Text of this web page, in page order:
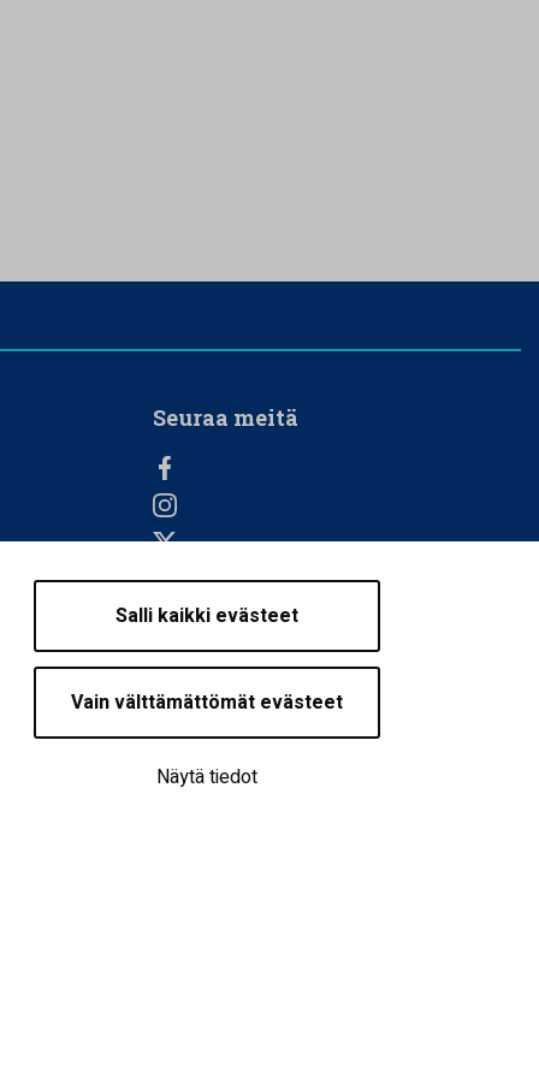
Salli kaikki evästeet
Vain välttämättömät evästeet
Näytä tiedot
Seuraa meitä